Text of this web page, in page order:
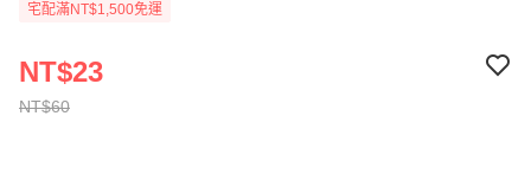
宅配滿NT$1,500免運
NT$60
NT$23